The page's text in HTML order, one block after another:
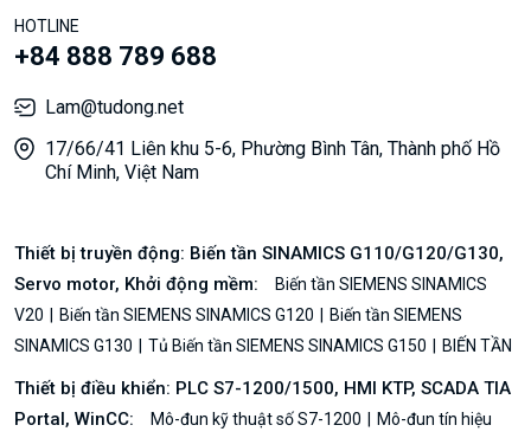
HOTLINE
+84 888 789 688
Lam@tudong.net
17/66/41 Liên khu 5-6, Phường Bình Tân, Thành phố Hồ
Chí Minh, Việt Nam
Thiết bị truyền động: Biến tần SINAMICS G110/G120/G130,
Servo motor, Khởi động mềm:
Biến tần SIEMENS SINAMICS
V20
Biến tần SIEMENS SINAMICS G120
Biến tần SIEMENS
SINAMICS G130
Tủ Biến tần SIEMENS SINAMICS G150 BIẾN TẦN
Thiết bị điều khiển: PLC S7-1200/1500, HMI KTP, SCADA TIA
Portal, WinCC:
Mô-đun kỹ thuật số S7-1200
Mô-đun tín hiệu